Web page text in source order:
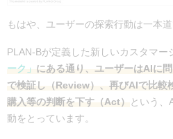
もはや、ユーザーの探索行動は一本道
PLAN-Bが定義した新しいカスタマー
ーク」 にある通り、ユーザーはAIに
で検証し（Review）、再びAIで比較
購入等の判断を下す（Act）
という、
動をとっています。